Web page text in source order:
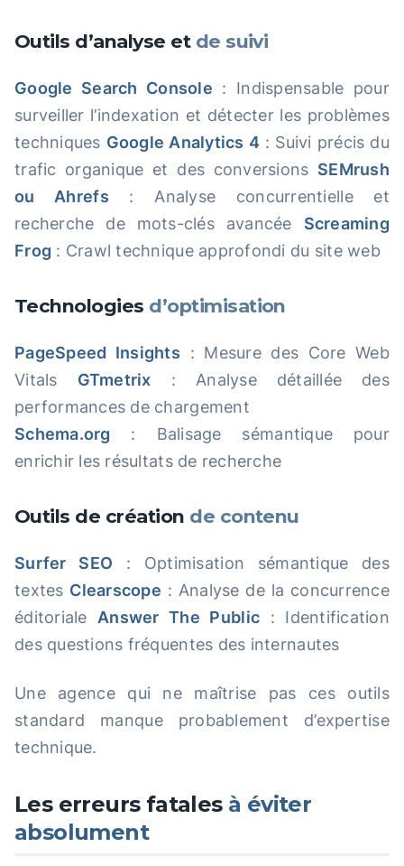
Outils d’analyse et de suivi
Google Search Console : Indispensable pour
surveiller l’indexation et détecter les problèmes
techniques Google Analytics 4 : Suivi précis du
trafic organique et des conversions SEMrush
ou Ahrefs : Analyse concurrentielle et
recherche de mots-clés avancée Screaming
Frog : Crawl technique approfondi du site web
Technologies d’optimisation
PageSpeed Insights : Mesure des Core Web
Vitals GTmetrix : Analyse détaillée des
performances de chargement
Schema.org : Balisage sémantique pour
enrichir les résultats de recherche
Outils de création de contenu
Surfer SEO : Optimisation sémantique des
textes Clearscope : Analyse de la concurrence
éditoriale Answer The Public : Identification
des questions fréquentes des internautes
Une agence qui ne maîtrise pas ces outils
standard manque probablement d’expertise
technique.
Les erreurs fatales à éviter
absolument